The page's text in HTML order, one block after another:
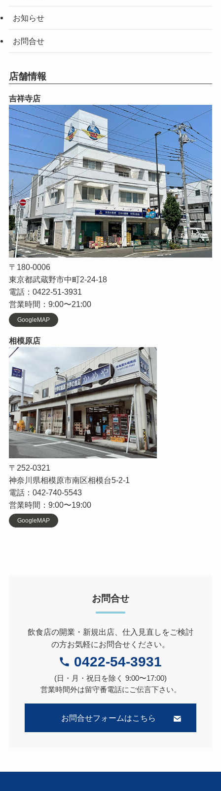
お知らせ
お問合せ
店舗情報
吉祥寺店
〒180-0006
東京都武蔵野市中町2-24-18
電話：0422-51-3931
営業時間：9:00〜21:00
GoogleMAP
相模原店
〒252-0321
神奈川県相模原市南区相模台5-2-1
電話：042-740-5543
営業時間：9:00〜19:00
GoogleMAP
お問合せ
飲食店の開業・新規出店、仕入見直しをご検討
の方お気軽にお問合せください。
0422-54-3931
(日・月・祝日を除く 9:00〜17:00)
営業時間外は留守番電話にご伝言下さい。
お問合せフォームはこちら